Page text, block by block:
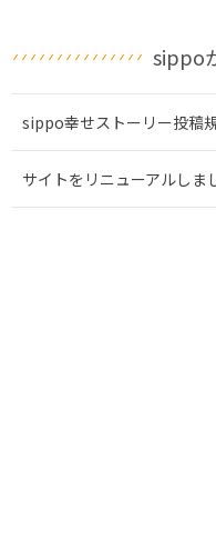
sippo
sippo幸せストーリー投稿
サイトをリニューアルしま